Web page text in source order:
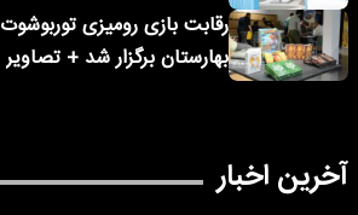
رقابت بازی رومیزی
بهارستان برگزار شد + تصاویر
آخرین اخبار